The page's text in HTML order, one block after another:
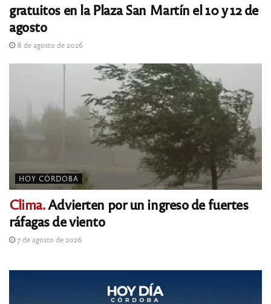
gratuitos en la Plaza San Martín el 10 y 12 de
agosto
8 de agosto de 2026
HOY CÓRDOBA
Clima.Advierten por un ingreso de fuertes
ráfagas de viento
7 de agosto de 2026